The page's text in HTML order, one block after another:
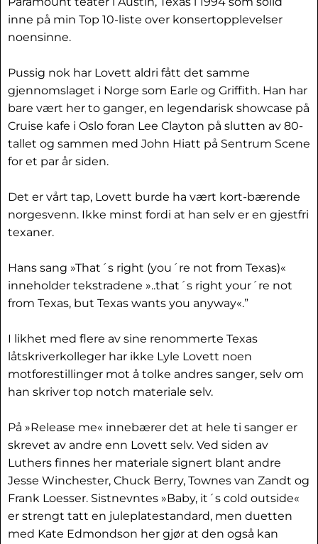
inne på min Top 10-liste over konsertopplevelser
noensinne.
Pussig nok har Lovett aldri fått det samme
gjennomslaget i Norge som Earle og Griffith. Han har
bare vært her to ganger, en legendarisk showcase på
Cruise kafe i Oslo foran Lee Clayton på slutten av 80-
tallet og sammen med John Hiatt på Sentrum Scene
for et par år siden.
Det er vårt tap, Lovett burde ha vært kort-bærende
norgesvenn. Ikke minst fordi at han selv er en gjestfri
texaner.
Hans sang »That´s right (you´re not from Texas)«
inneholder tekstradene »..that´s right your´re not
from Texas, but Texas wants you anyway«.”
I likhet med flere av sine renommerte Texas
låtskriverkolleger har ikke Lyle Lovett noen
motforestillinger mot å tolke andres sanger, selv om
han skriver top notch materiale selv.
På »Release me« innebærer det at hele ti sanger er
skrevet av andre enn Lovett selv. Ved siden av
Luthers finnes her materiale signert blant andre
Jesse Winchester, Chuck Berry, Townes van Zandt og
Frank Loesser. Sistnevntes »Baby, it´s cold outside«
er strengt tatt en juleplatestandard, men duetten
med Kate Edmondson her gjør at den også kan